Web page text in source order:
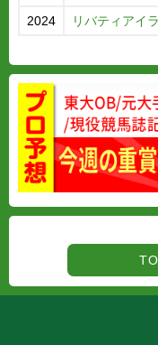
2024
リバティアイ